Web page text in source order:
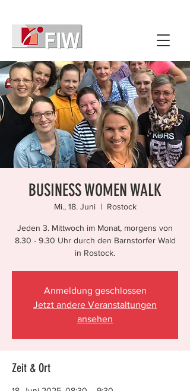
BUSINESS WOMEN WALK
Mi., 18. Juni
  |
Rostock
Jeden 3. Mittwoch im Monat, morgens von
8.30 - 9.30 Uhr durch den Barnstorfer Wald
in Rostock.
Anmeldung geschlossen
Jetzt andere Veranstaltungen
ansehen
Zeit & Ort